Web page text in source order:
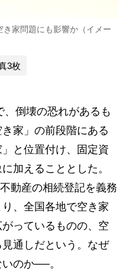
き家問題にも影響か（イメー
3枚
倒壊の恐れがあるも
家」の前段階にある
と位置付け、固定資
加えることとした。
動産の相続登記を義務
、全国各地で空き家
っているものの、空
通しだという。なぜ
のか──。